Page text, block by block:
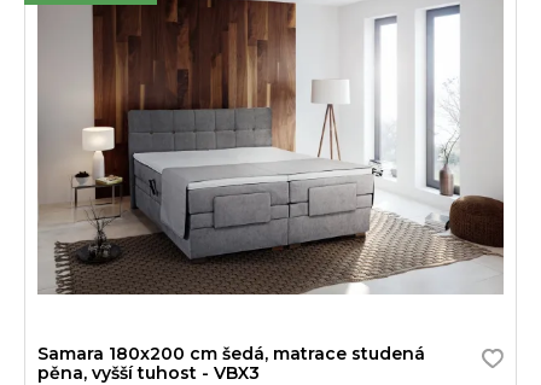
Samara 180x200 cm šedá, matrace studená
pěna, vyšší tuhost - VBX3